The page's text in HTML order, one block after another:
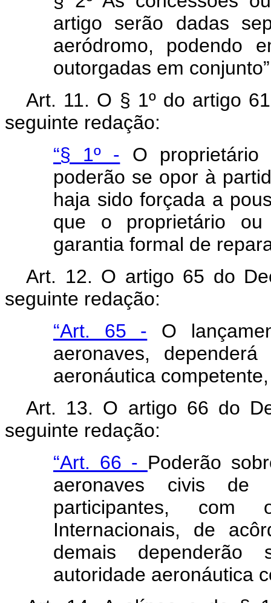
artigo serão dadas
aeródromo, podendo
outorgadas em
Art. 11. O § 1º do artigo
seguinte redação:
“§ 1º - O
poderão se opor à
haja sido forçada a
que o proprietário
garantia formal de
Art. 12. O artigo 65 do
seguinte redação:
“Art. 65 - O
aeronaves,
aeronáutica
Art. 13. O artigo 66 do
seguinte redação:
“Art. 66 - Poderão
aeronaves civis de
participantes,
Internacionais, de
demais dependerão
autoridade aeronáutica